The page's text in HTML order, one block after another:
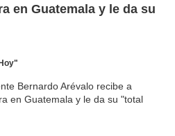
en Guatemala y le da su